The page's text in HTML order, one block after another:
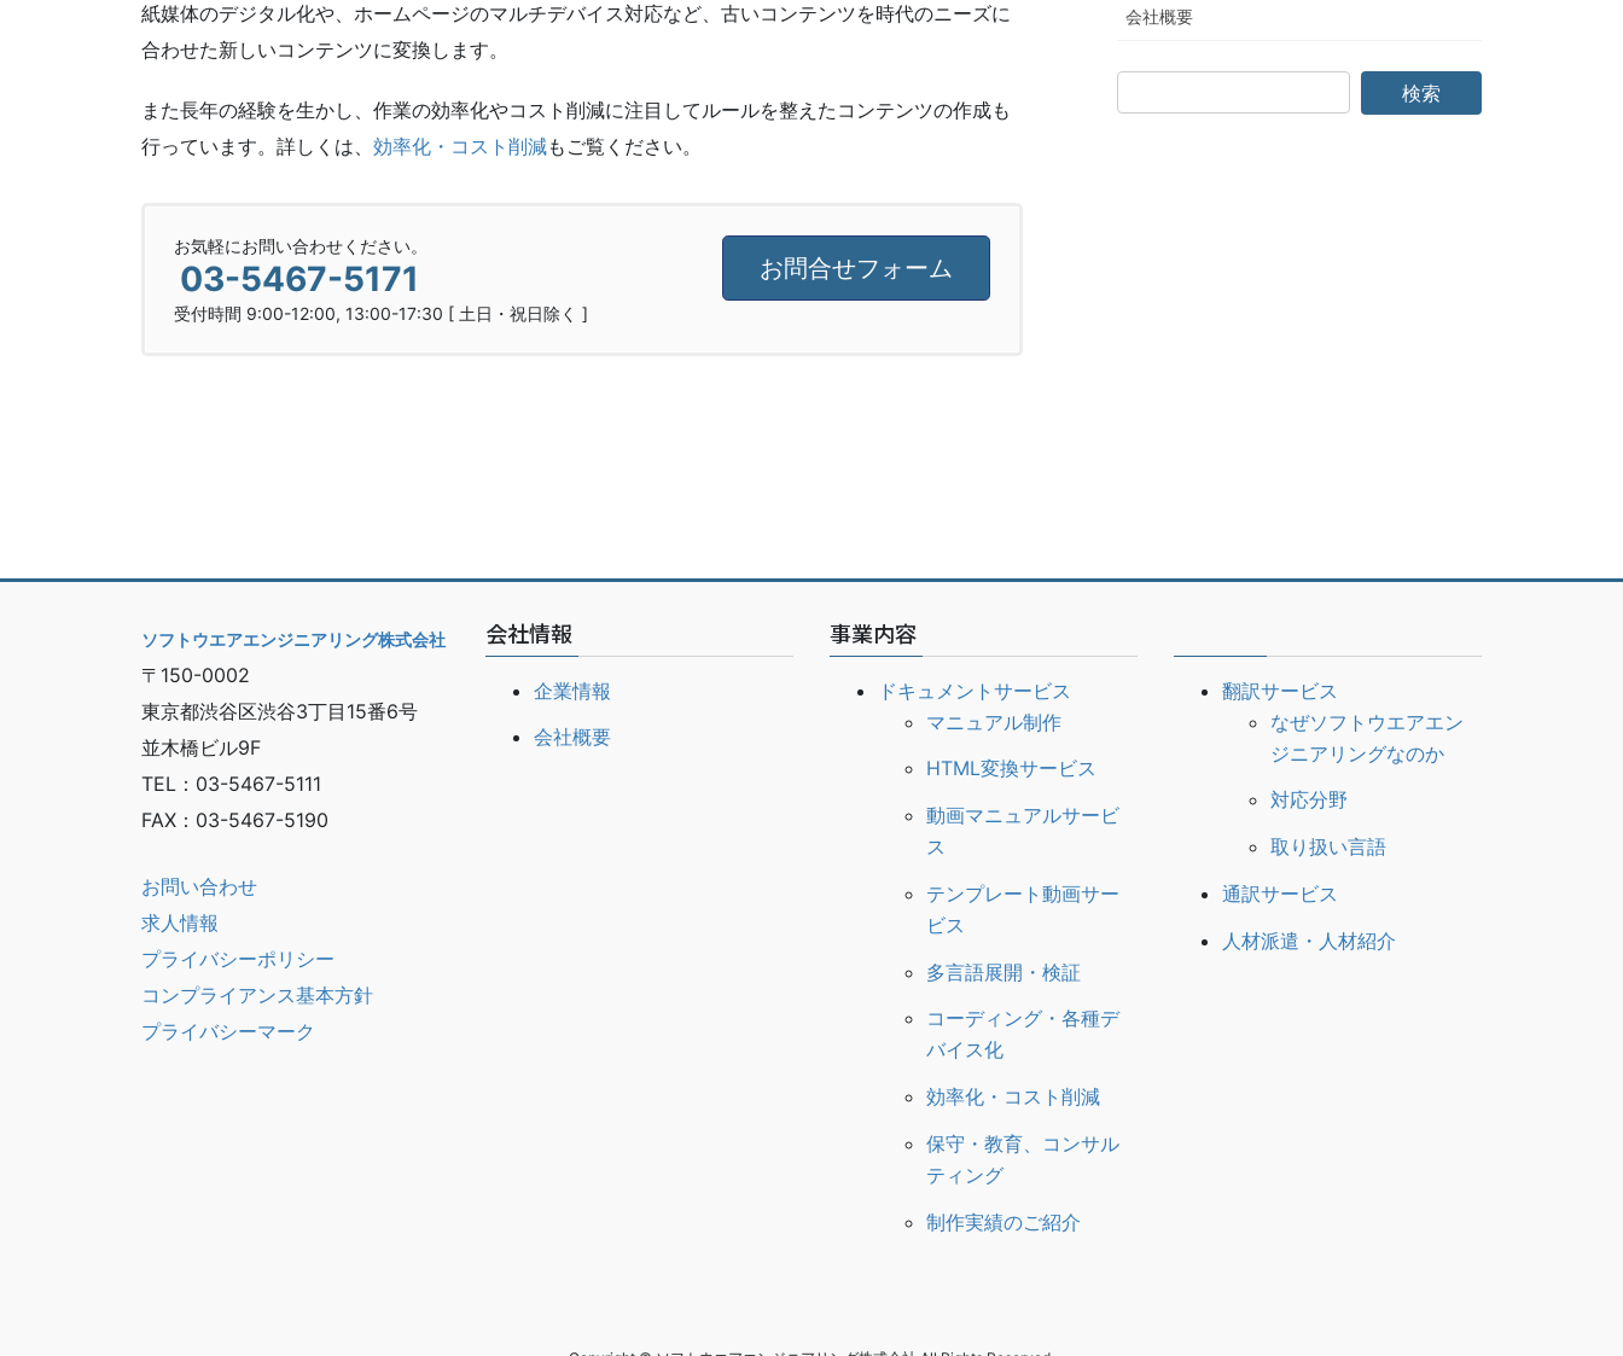
紙媒体のデジタル化や、ホームページのマルチデバイス対応など、古いコンテンツを時代のニーズに
合わせた新しいコンテンツに変換します。
また長年の経験を生かし、作業の効率化やコスト削減に注目してルールを整えたコンテンツの作成も
行っています。詳しくは、 効率化・コスト削減もご覧ください。
お気軽にお問い合わせください。
03-5467-5171
受付時間 9:00-12:00, 13:00-17:30 [ 土日・祝日除く ]
お問合せフォーム
会社概要
ソフトウエアエンジニアリング株式会社
〒 150-0002
東京都渋谷区渋谷3丁目 15番6号
並木橋ビル9F
TEL ： 03-5467-5111
FAX ： 03-5467-5190
お問い合わせ
求人情報
プライバシーポリシー
コンプライアンス基本方針
プライバシーマーク
会社情報
企業情報
会社概要
事業内容
ドキュメントサービス
マニュアル制作
HTML変換サービス
動画マニュアルサービ
ス
テンプレート動画サー
ビス
多言語展開・検証
コーディング・各種デ
バイス化
効率化・コスト削減
保守・教育、コンサル
ティング
制作実績のご紹介
翻訳サービス
なぜソフトウエアエン
ジニアリングなのか
対応分野
取り扱い言語
通訳サービス
人材派遣・人材紹介